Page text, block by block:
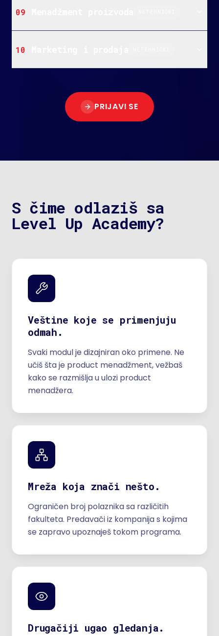
09
10
PRIJAVI SE
S čime odlaziš sa
Level Up Academy?
Veštine koje se primenjuju
odmah.
Svaki modul je dizajniran oko primene. Ne
učiš šta je product menadžment, vežbaš
kako se razmišlja u ulozi product
menadžera.
Mreža koja znači nešto.
Ograničen broj polaznika sa različitih
fakulteta. Predavači iz kompanija s kojima
se zapravo upoznaješ tokom programa.
Drugačiji ugao gledanja.